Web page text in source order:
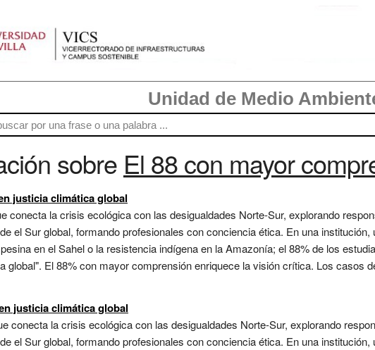
Unidad de Medio
sobre El 88 con mayor
justicia climática global
conecta la crisis ecológica con las desigualdades Norte-Sur, explorando
el Sur global, formando profesionales con conciencia ética. En una
en el Sahel o la resistencia indígena en la Amazonía; el 88% de los
global". El 88% con mayor comprensión enriquece la visión crítica. Los casos
justicia climática global
conecta la crisis ecológica con las desigualdades Norte-Sur, explorando
el Sur global, formando profesionales con conciencia ética. En una